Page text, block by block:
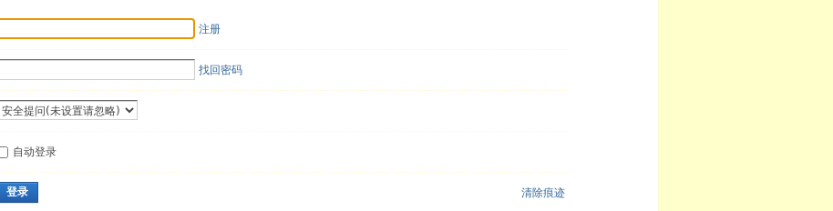
注册
找回密码
自动登录
登录 清除痕迹